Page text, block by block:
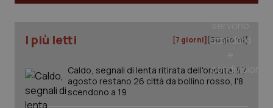
I più letti [7 giorni] [30 giorni]
Caldo, segnali di lenta ritirata dell'ondata: il 7
agosto restano 26 città da bollino rosso, l'8
scendono a 19
tracking-sites-ironfish-
tracking-enable
www.quotidianosanita.it